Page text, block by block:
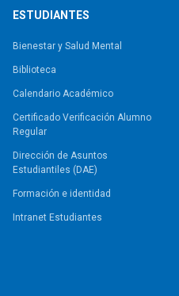
ESTUDIANTES
Bienestar y Salud Mental
Biblioteca
Calendario Académico
Certificado Verificación Alumno
Regular
Dirección de Asuntos
Estudiantiles (DAE)
Formación e identidad
Intranet Estudiantes